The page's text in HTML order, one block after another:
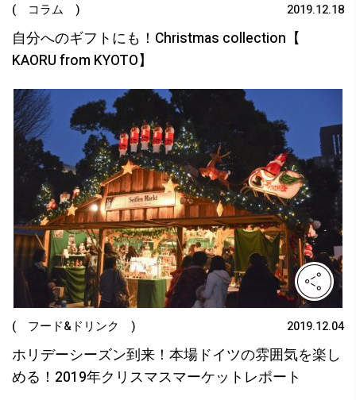
( コラム ) 2019.12.18
自分へのギフトにも！Christmas collection【
KAORU from KYOTO】
( フード&ドリンク ) 2019.12.04
ホリデーシーズン到来！本場ドイツの雰囲気を楽し
める！2019年クリスマスマーケットレポート